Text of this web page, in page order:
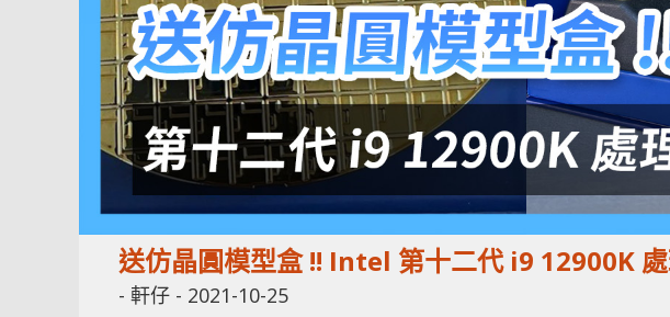
送仿晶圓模型盒 !! Intel 第十二代 i9 12900K
- 軒仔 - 2021-10-25